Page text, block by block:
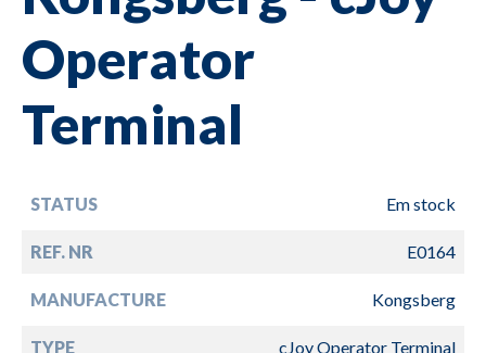
Operator
Terminal
STATUS Em stock
REF. NR E0164
MANUFACTURE Kongsberg
TYPE cJoy Operator Terminal